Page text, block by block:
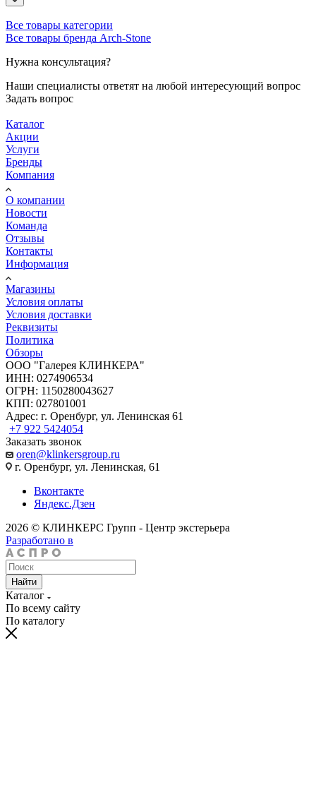
Все товары категории
Все товары бренда Arch-Stone
Нужна консультация?
Наши специалисты ответят на любой интересующий вопрос
Задать вопрос
Каталог
Акции
Услуги
Бренды
Компания
О компании
Новости
Команда
Отзывы
Контакты
Информация
Магазины
Условия оплаты
Условия доставки
Реквизиты
Политика
Обзоры
ООО "Галерея КЛИНКЕРА"
ИНН: 0274906534
ОГРН: 1150280043627
КПП: 027801001
Адрес: г. Оренбург, ул. Ленинская 61
+7 922 5424054
Заказать звонок
oren@klinkersgroup.ru
г. Оренбург, ул. Ленинская, 61
Вконтакте
Яндекс.Дзен
2026 © КЛИНКЕРС Групп - Центр экстерьера
Разработано в
Найти
Каталог
По всему сайту
По каталогу